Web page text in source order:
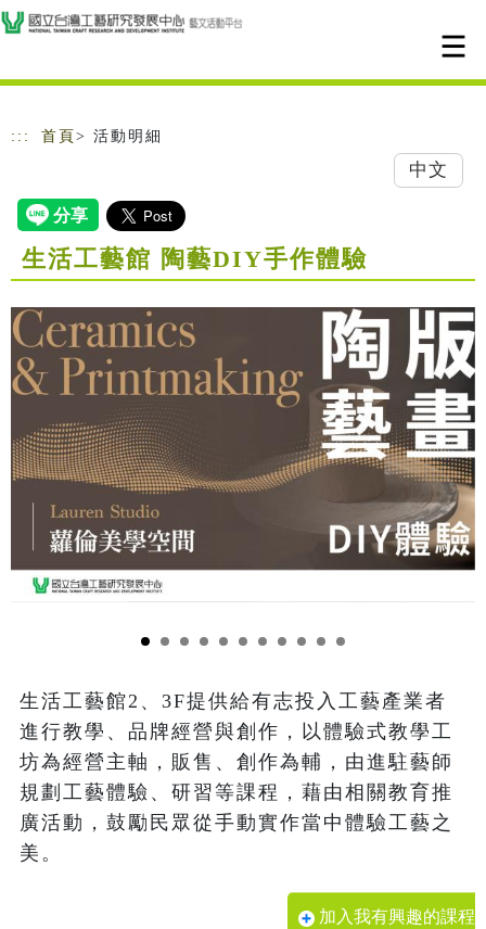
跳到主要內容
網站導覽
::: 首頁 > 活動明細
中文
生活工藝館 陶藝DIY手作體驗
生活工藝館2、3F提供給有志投入工藝產業者
進行教學、品牌經營與創作，以體驗式教學工
坊為經營主軸，販售、創作為輔，由進駐藝師
規劃工藝體驗、研習等課程，藉由相關教育推
廣活動，鼓勵民眾從手動實作當中體驗工藝之
美。
加入我有興趣的課程